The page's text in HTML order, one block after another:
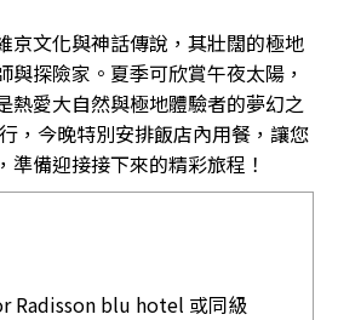
京文化與神話傳說，其壯闊的極地
與探險家。夏季可欣賞午夜太陽，
熱愛大自然與極地體驗者的夢幻之
，今晚特別安排飯店內用餐，讓您
準備迎接接下來的精彩旅程！
Radisson blu hotel 或同級